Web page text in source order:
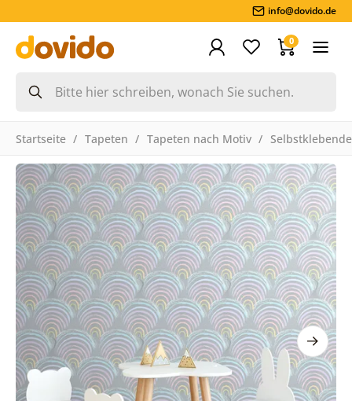
info@dovido.de
0
Startseite Tapeten Tapeten nach Motiv